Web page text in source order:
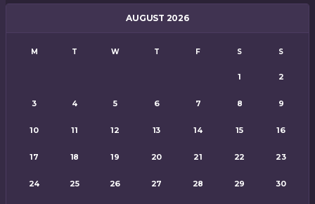
AUGUST 2026
M T W T F S S
1 2
3 4 5 6 7 8 9
10 11 12 13 14 15 16
17 18 19 20 21 22 23
24 25 26 27 28 29 30